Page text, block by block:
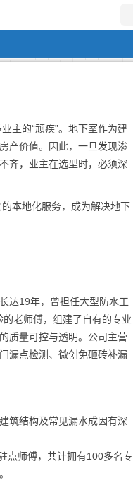
主的“顽疾”。地下室作为建
产价值。因此，一旦发现渗
齐，业主在选型时，必须深
本地化服务，成为解决地下
达19年，曾担任大型防水工
老师傅，组建了自有的专业
质量可控与透明。公司主营
漏点检测、微创免砸砖补漏
筑结构及常见漏水成因有深
点师傅，共计拥有100多名专